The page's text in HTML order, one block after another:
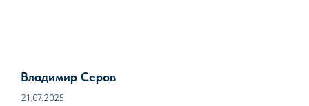
Владимир Серов
21.07.2025